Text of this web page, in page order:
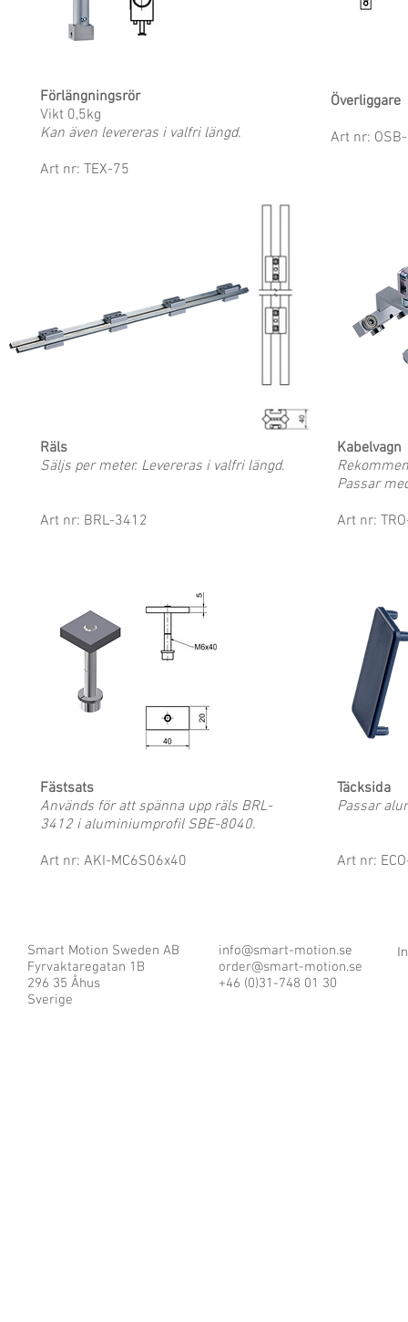
Förlängningsrör
Vikt 0,5kg
Kan även levereras i valfri längd.
Art nr: TEX-75
Överliggare
Art nr:
Räls
Säljs per meter. Levereras i valfri längd.
Art nr: BRL-3412
Kabelvagn
Passar
Art nr:
Fästsats
Används för att spänna upp räls BRL-
3412 i aluminiumprofil SBE-8040.
Art nr: AKI-MC6S06x40
Täcksida
Passar
Art nr:
Smart Motion Sweden AB
Fyrvaktaregatan 1B
296 35 Åhus
Sverige
info@smart-motion.se
order@smart-motion.se
+46 (0)31-748 01 30